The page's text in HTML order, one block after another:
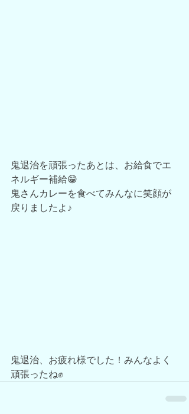
鬼退治を頑張ったあとは、お給食でエ
ネルギー補給😁
鬼さんカレーを食べてみんなに笑顔が
戻りましたよ♪
鬼退治、お疲れ様でした！みんなよく
頑張ったね✊